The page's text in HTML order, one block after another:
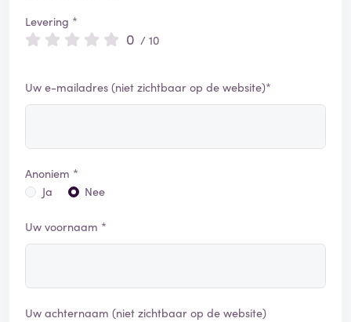
Levering *
0 / 10
Uw e-mailadres (niet zichtbaar op de website)*
Anoniem *
Ja
Nee
Uw voornaam *
Uw achternaam (niet zichtbaar op de website)